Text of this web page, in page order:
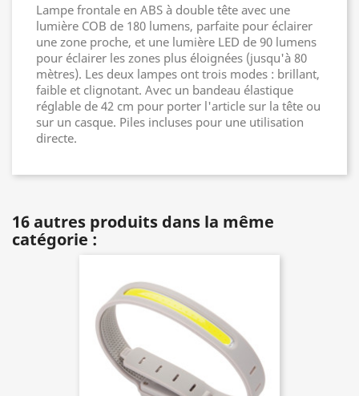
Lampe frontale en ABS à double tête avec une
lumière COB de 180 lumens, parfaite pour éclairer
une zone proche, et une lumière LED de 90 lumens
pour éclairer les zones plus éloignées (jusqu'à 80
mètres). Les deux lampes ont trois modes : brillant,
faible et clignotant. Avec un bandeau élastique
réglable de 42 cm pour porter l'article sur la tête ou
sur un casque. Piles incluses pour une utilisation
directe.
16 autres produits dans la même
catégorie :